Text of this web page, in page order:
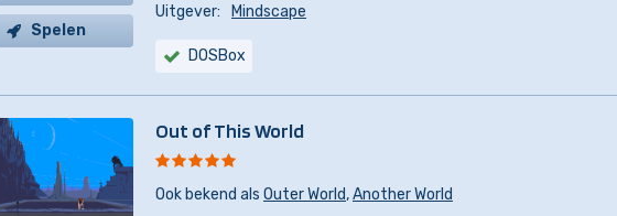
Spelen
Uitgever:
Mindscape
DOSBox
Out of This World
Ook bekend als Outer World,Another World